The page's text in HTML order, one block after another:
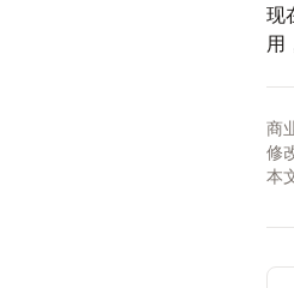
现
用
商
修
本